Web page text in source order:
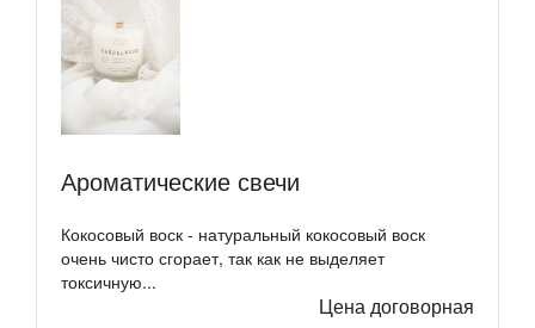
Ароматические свечи
Кокосовый воск - натуральный кокосовый воск
очень чисто сгорает, так как не выделяет
токсичную...
Цена договорная